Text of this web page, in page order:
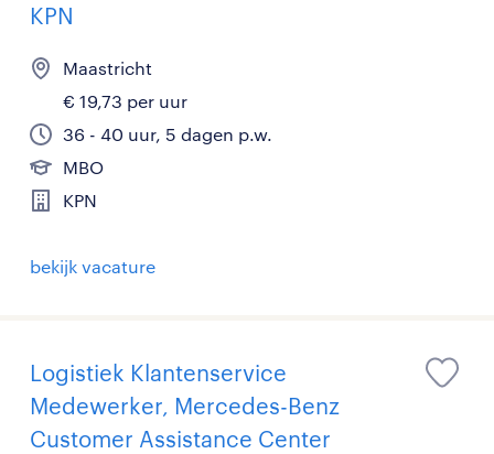
KPN
Maastricht
€ 19,73 per uur
36 - 40 uur, 5 dagen p.w.
MBO
KPN
bekijk vacature
Logistiek Klantenservice
Medewerker, Mercedes-Benz
Customer Assistance Center